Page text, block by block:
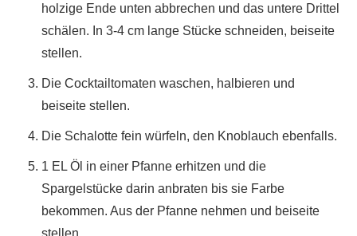
holzige Ende unten abbrechen und das untere Drittel
schälen. In 3-4 cm lange Stücke schneiden, beiseite
stellen.
Die Cocktailtomaten waschen, halbieren und
beiseite stellen.
Die Schalotte fein würfeln, den Knoblauch ebenfalls.
1 EL Öl in einer Pfanne erhitzen und die
Spargelstücke darin anbraten bis sie Farbe
bekommen. Aus der Pfanne nehmen und beiseite
stellen.